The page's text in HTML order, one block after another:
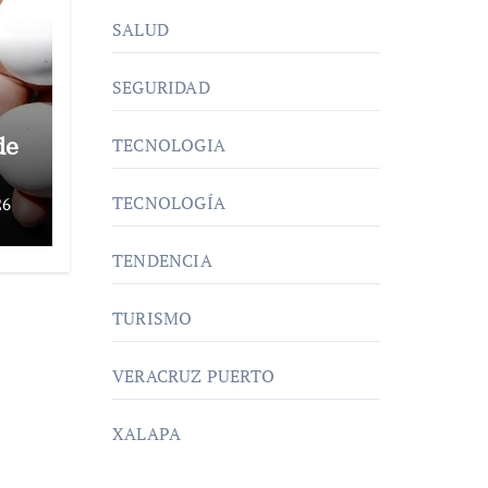
SALUD
SEGURIDAD
TECNOLOGIA
TECNOLOGÍA
TENDENCIA
TURISMO
VERACRUZ PUERTO
XALAPA